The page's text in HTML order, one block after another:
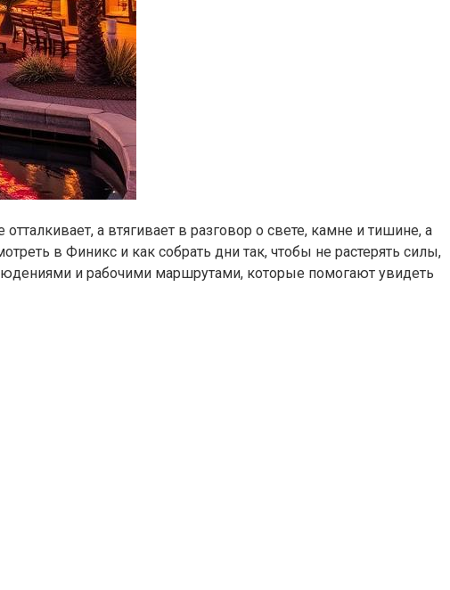
а втягивает в разговор о свете, камне и тишине, а
в Финикс и как собрать дни так, чтобы не растерять силы,
и рабочими маршрутами, которые помогают увидеть